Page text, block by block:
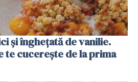
și înghețată de vanilie.
te cucerește de la prima